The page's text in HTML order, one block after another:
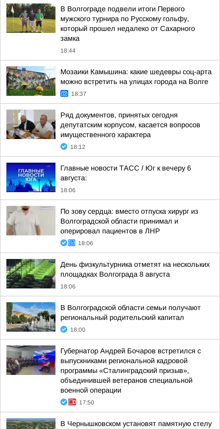
В Волгограде подвели итоги Первого
мужского турнира по Русскому гольфу,
который прошел недалеко от Сахарного
замка
18:44
Мозаики Камышина: какие шедевры соц-арта
можно встретить на улицах города на Волге
18:37
Ряд документов, принятых сегодня
депутатским корпусом, касается вопросов
имущественного характера
18:12
Главные новости ТАСС / Юг к вечеру 6
августа:
18:06
По зову сердца: вместо отпуска хирург из
Волгоградской области принимал и
оперировал пациентов в ЛНР
18:06
День физкультурника отметят на нескольких
площадках Волгограда 8 августа
18:06
В Волгоградской области семьи получают
региональный родительский капитал
18:00
Губернатор Андрей Бочаров встретился с
выпускниками региональной кадровой
программы «Сталинградский призыв»,
объединившей ветеранов специальной
военной операции
17:50
В Чернышковском установят памятную стелу